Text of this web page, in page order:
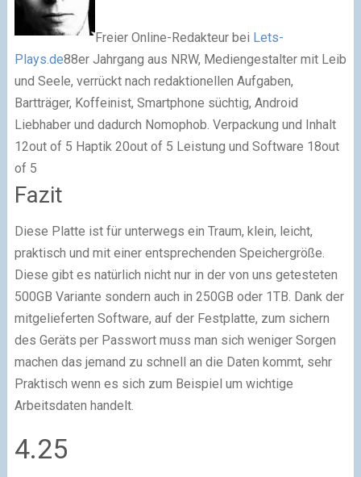
Freier Online-Redakteurbei Lets-
Plays.de88er Jahrgang aus NRW, Mediengestalter mit Leib
und Seele, verrückt nach redaktionellen Aufgaben,
Bartträger, Koffeinist, Smartphone süchtig, Android
Liebhaber und dadurch Nomophob. Verpackung und Inhalt
12out of 5 Haptik 20out of 5 Leistung und Software 18out
of 5
Fazit
Diese Platte ist für unterwegs ein Traum, klein, leicht,
praktisch und mit einer entsprechenden Speichergröße.
Diese gibt es natürlich nicht nur in der von uns getesteten
500GB Variante sondern auch in 250GB oder 1TB. Dank der
mitgelieferten Software, auf der Festplatte, zum sichern
des Geräts per Passwort muss man sich weniger Sorgen
machen das jemand zu schnell an die Daten kommt, sehr
Praktisch wenn es sich zum Beispiel um wichtige
Arbeitsdaten handelt.
4.25